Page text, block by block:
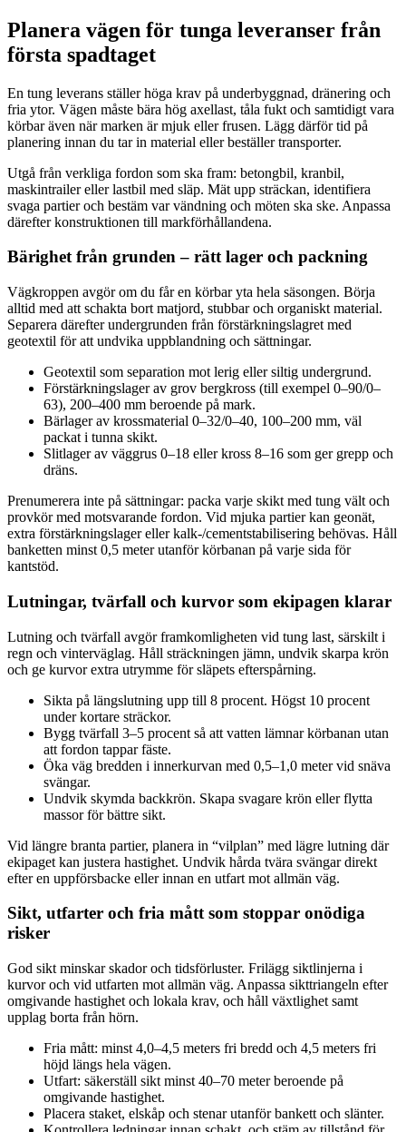
Planera vägen för tunga leveranser från
första spadtaget
En tung leverans ställer höga krav på underbyggnad, dränering och
fria ytor. Vägen måste bära hög axellast, tåla fukt och samtidigt vara
körbar även när marken är mjuk eller frusen. Lägg därför tid på
planering innan du tar in material eller beställer transporter.
Utgå från verkliga fordon som ska fram: betongbil, kranbil,
maskintrailer eller lastbil med släp. Mät upp sträckan, identifiera
svaga partier och bestäm var vändning och möten ska ske. Anpassa
därefter konstruktionen till markförhållandena.
Bärighet från grunden – rätt lager och packning
Vägkroppen avgör om du får en körbar yta hela säsongen. Börja
alltid med att schakta bort matjord, stubbar och organiskt material.
Separera därefter undergrunden från förstärkningslagret med
geotextil för att undvika uppblandning och sättningar.
Geotextil som separation mot lerig eller siltig undergrund.
Förstärkningslager av grov bergkross (till exempel 0–90/0–
63), 200–400 mm beroende på mark.
Bärlager av krossmaterial 0–32/0–40, 100–200 mm, väl
packat i tunna skikt.
Slitlager av väggrus 0–18 eller kross 8–16 som ger grepp och
dräns.
Prenumerera inte på sättningar: packa varje skikt med tung vält och
provkör med motsvarande fordon. Vid mjuka partier kan geonät,
extra förstärkningslager eller kalk-/cementstabilisering behövas. Håll
banketten minst 0,5 meter utanför körbanan på varje sida för
kantstöd.
Lutningar, tvärfall och kurvor som ekipagen klarar
Lutning och tvärfall avgör framkomligheten vid tung last, särskilt i
regn och vinterväglag. Håll sträckningen jämn, undvik skarpa krön
och ge kurvor extra utrymme för släpets efterspårning.
Sikta på längslutning upp till 8 procent. Högst 10 procent
under kortare sträckor.
Bygg tvärfall 3–5 procent så att vatten lämnar körbanan utan
att fordon tappar fäste.
Öka väg bredden i innerkurvan med 0,5–1,0 meter vid snäva
svängar.
Undvik skymda backkrön. Skapa svagare krön eller flytta
massor för bättre sikt.
Vid längre branta partier, planera in “vilplan” med lägre lutning där
ekipaget kan justera hastighet. Undvik hårda tvära svängar direkt
efter en uppförsbacke eller innan en utfart mot allmän väg.
Sikt, utfarter och fria mått som stoppar onödiga
risker
God sikt minskar skador och tidsförluster. Frilägg siktlinjerna i
kurvor och vid utfarten mot allmän väg. Anpassa sikttriangeln efter
omgivande hastighet och lokala krav, och håll växtlighet samt
upplag borta från hörn.
Fria mått: minst 4,0–4,5 meters fri bredd och 4,5 meters fri
höjd längs hela vägen.
Utfart: säkerställ sikt minst 40–70 meter beroende på
omgivande hastighet.
Placera staket, elskåp och stenar utanför bankett och slänter.